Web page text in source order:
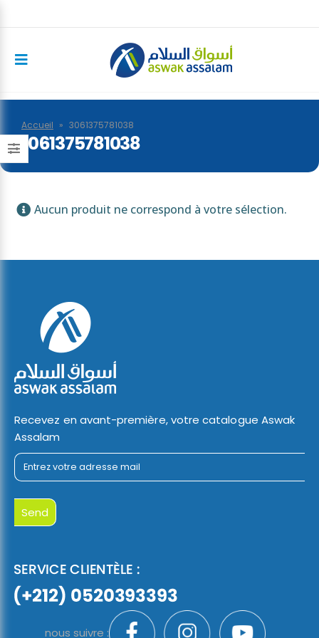
Accueil » 3061375781038
3061375781038
Aucun produit ne correspond à votre sélection.
Recevez en avant-première, votre catalogue Aswak
Assalam
nous suivre :